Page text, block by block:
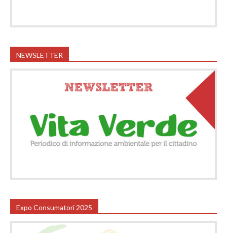
NEWSLETTER
Expo Consumatori 2025